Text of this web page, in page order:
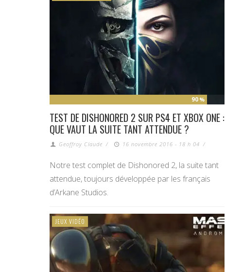
90 %
TEST DE DISHONORED 2 SUR PS4 ET XBOX ONE :
QUE VAUT LA SUITE TANT ATTENDUE ?
Geoffroy Claude / 16 novembre 2016 - 18 h 04 /
Notre test complet de Dishonored 2, la suite tant
attendue, toujours développée par les français
d’Arkane Studios.
JEUX VIDÉO